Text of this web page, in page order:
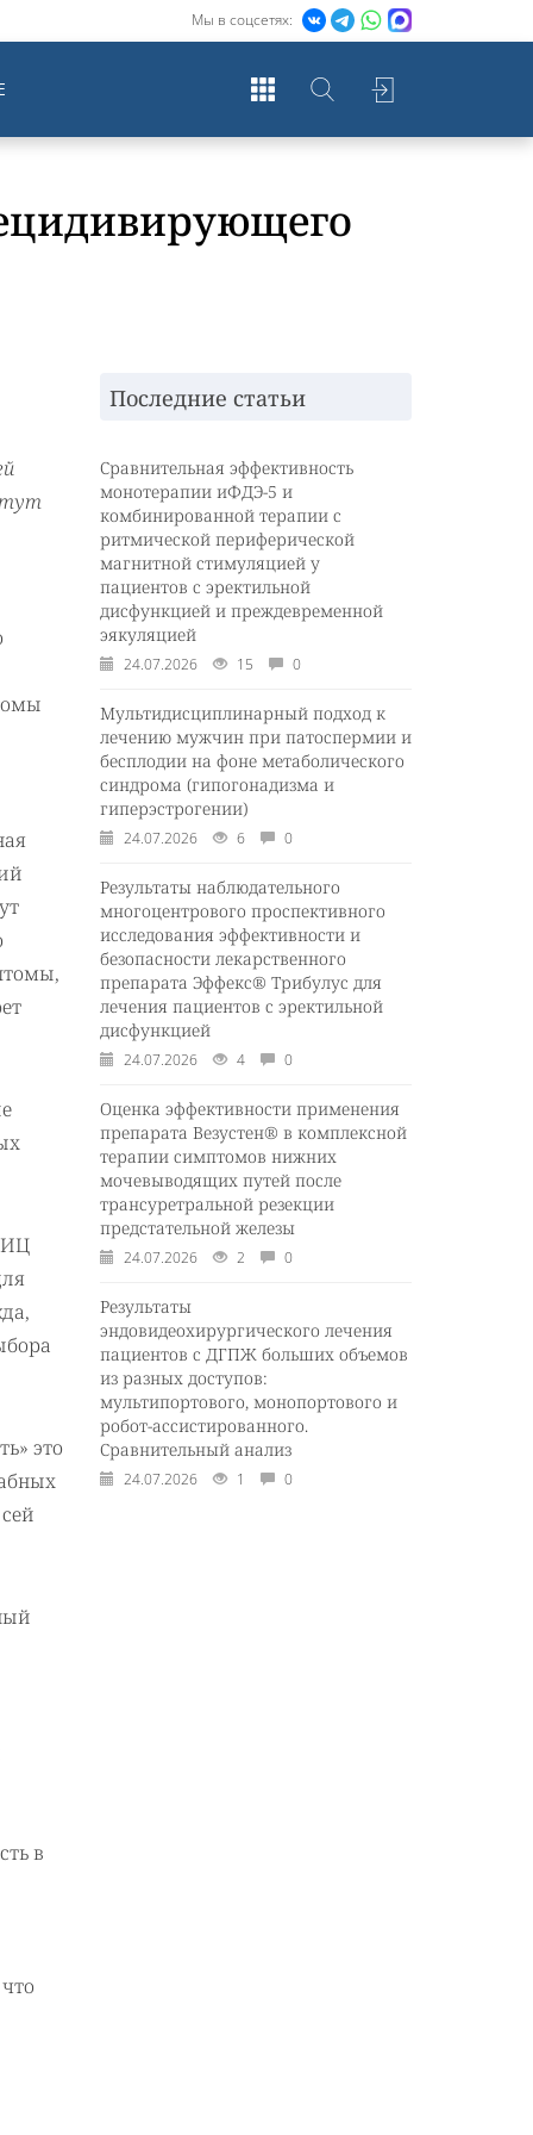
Мы в соцсетях:
ИЦ
это
в
Последние статьи
Сравнительная эффективность
монотерапии иФДЭ-5 и
комбинированной терапии с
ритмической периферической
магнитной стимуляцией у
пациентов с эректильной
дисфункцией и преждевременной
эякуляцией
24.07.2026 15 0
Мультидисциплинарный подход к
лечению мужчин при патоспермии и
бесплодии на фоне метаболического
синдрома (гипогонадизма и
гиперэстрогении)
24.07.2026 6 0
Результаты наблюдательного
многоцентрового проспективного
исследования эффективности и
безопасности лекарственного
препарата Эффекс® Трибулус для
лечения пациентов с эректильной
дисфункцией
24.07.2026 4 0
Оценка эффективности применения
препарата Везустен® в комплексной
терапии симптомов нижних
мочевыводящих путей после
трансуретральной резекции
предстательной железы
24.07.2026 2 0
Результаты
эндовидеохирургического лечения
пациентов с ДГПЖ больших объемов
из разных доступов:
мультипортового, монопортового и
робот-ассистированного.
Сравнительный анализ
24.07.2026 1 0